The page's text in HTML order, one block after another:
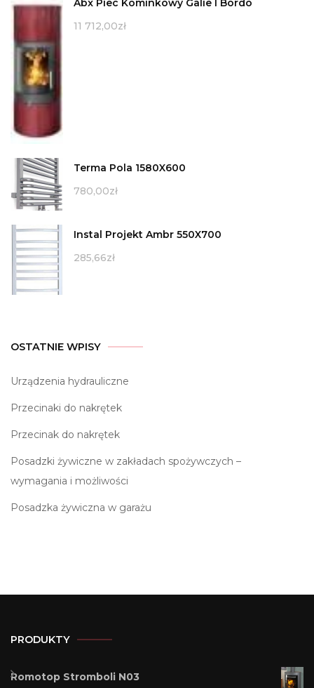
11 712,00zł
Terma Pola 1580X600
780,00zł
Instal Projekt Ambr 550X700
285,66zł
OSTATNIE WPISY
Urządzenia hydrauliczne
Przecinaki do nakrętek
Przecinak do nakrętek
Posadzki żywiczne w zakładach spożywczych –
wymagania i możliwości
Posadzka żywiczna w garażu
PRODUKTY
Romotop Stromboli N03